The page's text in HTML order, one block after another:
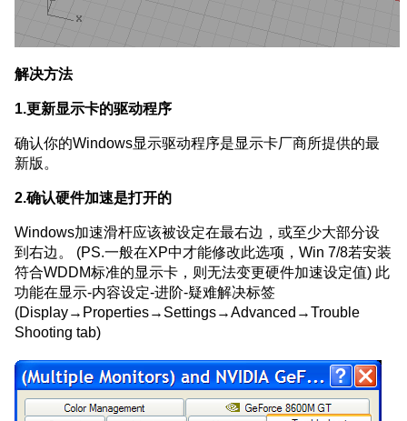
解决方法
1.更新显示卡的驱动程序
确认你的Windows显示驱动程序是显示卡厂商所提供的最
新版。
2.确认硬件加速是打开的
Windows加速滑杆应该被设定在最右边，或至少大部分设
到右边。 (PS.一般在XP中才能修改此选项，Win 7/8若安装
符合WDDM标准的显示卡，则无法变更硬件加速设定值) 此
功能在显示-内容设定-进阶-疑难解决标签
(Display→Properties→Settings→Advanced→Trouble
Shooting tab)